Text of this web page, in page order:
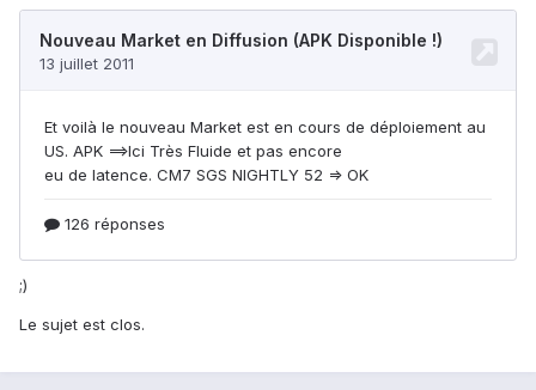
;)
Le sujet est clos.